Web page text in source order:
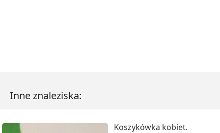
Inne znaleziska:
Koszykówka kobiet.